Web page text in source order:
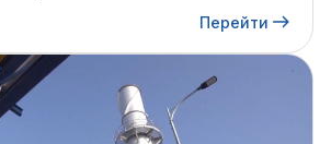
Перейти